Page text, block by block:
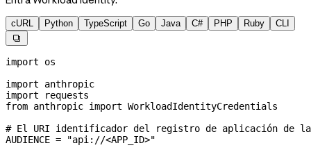
cURL Python TypeScript Go Java C# PHP Ruby CLI

import os
import anthropic
import requests
from anthropic import WorkloadIdentityCredentials
# El URI identificador del registro de aplicación de
AUDIENCE = "api://<APP_ID>"